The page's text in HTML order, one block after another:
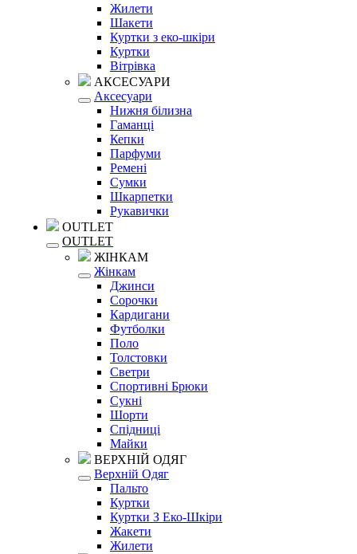
Жилети
Шакети
Куртки з еко-шкіри
Куртки
Вітрівка
АКСЕСУАРИ
Аксесуари
Нижня білизна
Гаманці
Кепки
Парфуми
Ремені
Сумки
Шкарпетки
Рукавички
OUTLET
OUTLET
ЖІНКАМ
Жінкам
Джинси
Сорочки
Кардигани
Футболки
Поло
Толстовки
Светри
Спортивні Брюки
Сукні
Шорти
Спідниці
Майки
ВЕРХНІЙ ОДЯГ
Верхній Одяг
Пальто
Куртки
Куртки З Еко-Шкіри
Жакети
Жилети